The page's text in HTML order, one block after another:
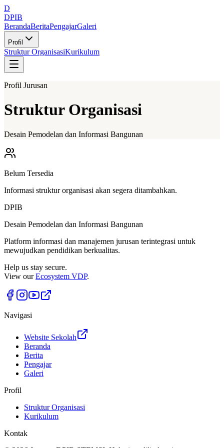
D
DPIB
BerandaBeritaPengajarGaleri
Profil
Struktur OrganisasiKurikulum
Profil Jurusan
Struktur Organisasi
Desain Pemodelan dan Informasi Bangunan
Belum Tersedia
Informasi struktur organisasi akan segera ditambahkan.
DPIB
Desain Pemodelan dan Informasi Bangunan
Platform informasi dan manajemen jurusan terintegrasi untuk
mewujudkan pendidikan berkualitas.
Help us stay secure.
View our Ecosystem VDP.
Navigasi
Website Sekolah
Beranda
Berita
Pengajar
Galeri
Profil
Struktur Organisasi
Kurikulum
Kontak